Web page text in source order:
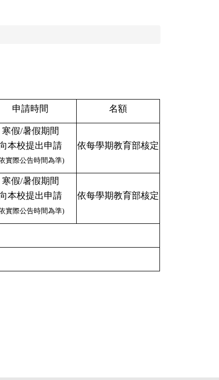
申請時間 名額
寒假/暑假期間
本校提出申請
實際公告時間為準)
依每學期教育部核定
寒假/暑假期間
本校提出申請
實際公告時間為準)
依每學期教育部核定